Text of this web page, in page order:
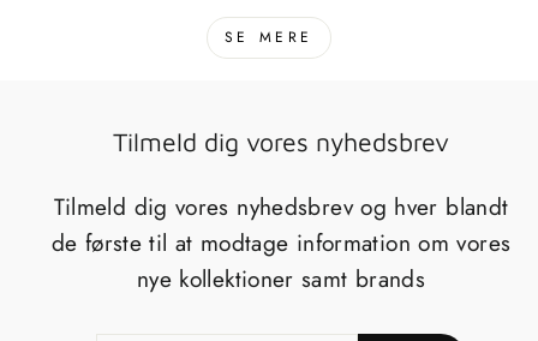
SE MERE
Tilmeld dig vores nyhedsbrev
Tilmeld dig vores nyhedsbrev og hver blandt
de første til at modtage information om vores
nye kollektioner samt brands